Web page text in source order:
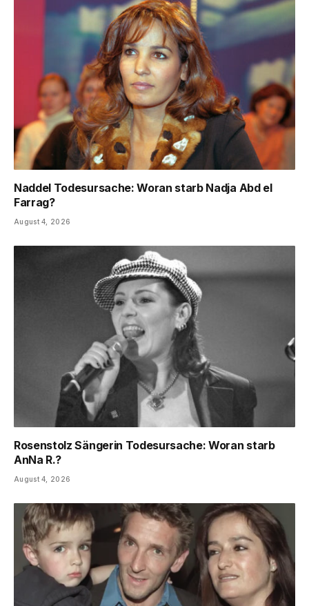
Naddel Todesursache: Woran starb Nadja Abd el
Farrag?
August 4, 2026
Rosenstolz Sängerin Todesursache: Woran starb
AnNa R.?
August 4, 2026